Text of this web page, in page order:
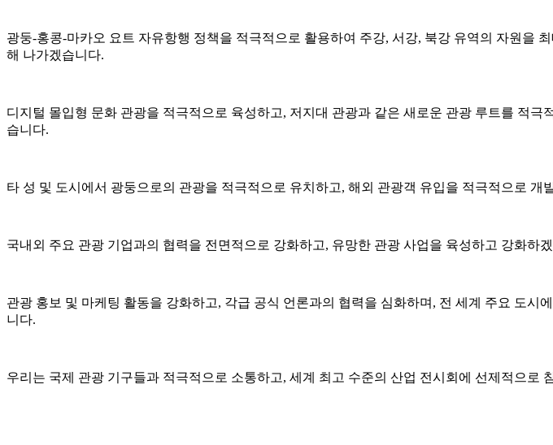
광둥-홍콩-마카오 요트 자유항행 정책을 적극적으로 활용하여 주강, 서강, 북강 유역의 자원을
해 나가겠습니다.
디지털 몰입형 문화 관광을 적극적으로 육성하고, 저지대 관광과 같은 새로운 관광 루트를 적
습니다.
타 성 및 도시에서 광둥으로의 관광을 적극적으로 유치하고, 해외 관광객 유입을 적극적으로
국내외 주요 관광 기업과의 협력을 전면적으로 강화하고, 유망한 관광 사업을 육성하고 강화하
관광 홍보 및 마케팅 활동을 강화하고, 각급 공식 언론과의 협력을 심화하며, 전 세계 주요 도
니다.
우리는 국제 관광 기구들과 적극적으로 소통하고, 세계 최고 수준의 산업 전시회에 선제적으